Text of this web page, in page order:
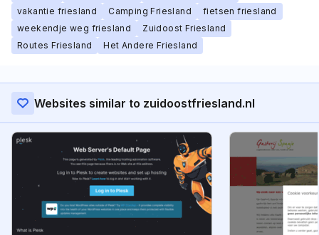
vakantie friesland
Camping Friesland
fietsen friesland
weekendje weg friesland
Zuidoost Friesland
Routes Friesland
Het Andere Friesland
Websites similar to zuidoostfriesland.nl